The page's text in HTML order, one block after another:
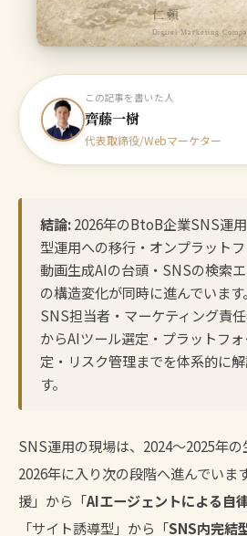
仁頼
Digital Marketing
この記事を書いた人
齊藤一樹
代表取締役/Webマーケター
結論:2026年のBtoB企業SNS運
型運用への移行・オンプラット
動画生成AIの台頭・SNSの検索
の構造変化が同時に進んでいま
SNS担当者・マーケティング責
からAIツール選定・プラットフ
定・リスク管理までを体系的に
す。
SNS運用の現場は、2024〜2025年の
2026年に入り次の段階へ進んでいま
援」から「AIエージェントによる自
「サイト誘導型」から「SNS内完結